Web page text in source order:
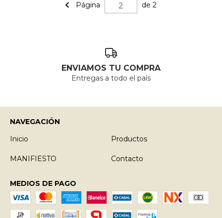
Página de 2
ENVIAMOS TU COMPRA
Entregas a todo el país
NAVEGACIÓN
Inicio
Productos
MANIFIESTO Contacto
MEDIOS DE PAGO